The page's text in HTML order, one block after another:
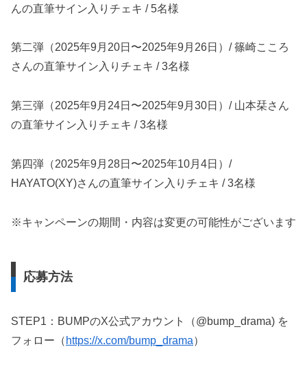
んの直筆サイン入りチェキ / 5名様
第二弾（2025年9月20日〜2025年9月26日）/ 篠崎こころ
さんの直筆サイン入りチェキ / 3名様
第三弾（2025年9月24日〜2025年9月30日）/ 山本栞さん
の直筆サイン入りチェキ / 3名様
第四弾（2025年9月28日〜2025年10月4日）/
HAYATO(XY)さんの直筆サイン入りチェキ / 3名様
※キャンペーンの期間・内容は変更の可能性がございます
応募方法
STEP1：BUMPのX公式アカウント（@bump_drama) を
フォロー（ https://x.com/bump_drama）